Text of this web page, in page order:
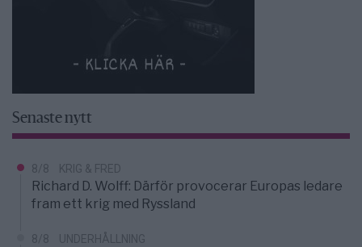
Senaste nytt
8/8 KRIG & FRED
Richard D. Wolff: Därför provocerar Europas ledare
fram ett krig med Ryssland
8/8 UNDERHÅLLNING